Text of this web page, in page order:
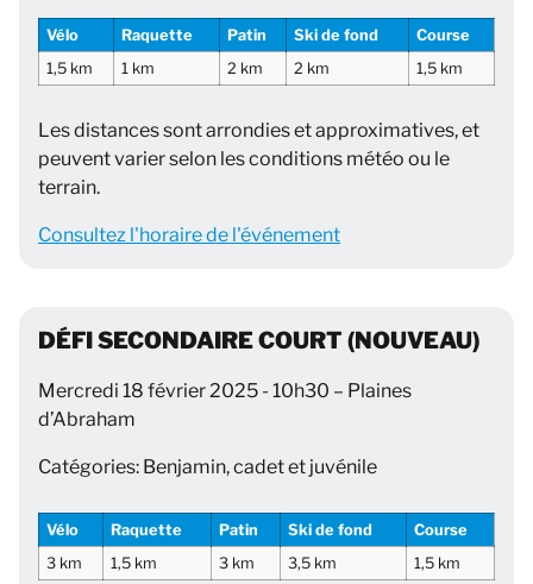
Vélo Raquette Patin Ski de fond
Course
1,5 km
1 km 2 km 2 km 1,5 km
Les distances sont arrondies et approximatives, et
peuvent varier selon les conditions météo ou le
terrain.
Consultez l'horaire de l'événement
DÉFI SECONDAIRE COURT (NOUVEAU)
Mercredi 18 février 2025 - 10h30 – Plaines
d’Abraham
Catégories: Benjamin, cadet et juvénile
Vélo Raquette Patin Ski de fond
Course
3 km
1,5 km 3 km 3,5 km 1,5 km